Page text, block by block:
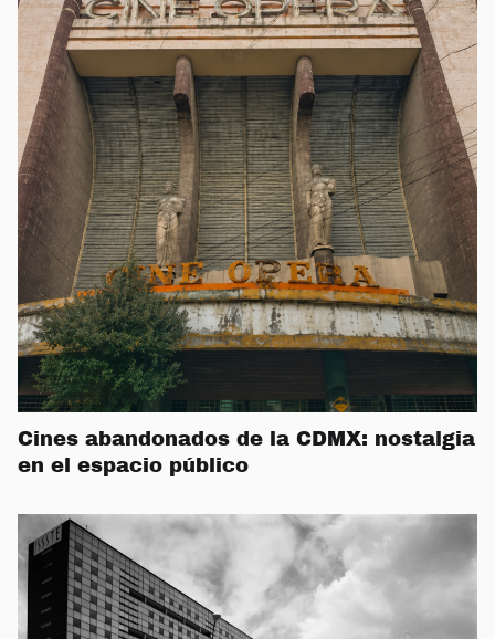
Cines abandonados de la CDMX: nostalgia
en el espacio público